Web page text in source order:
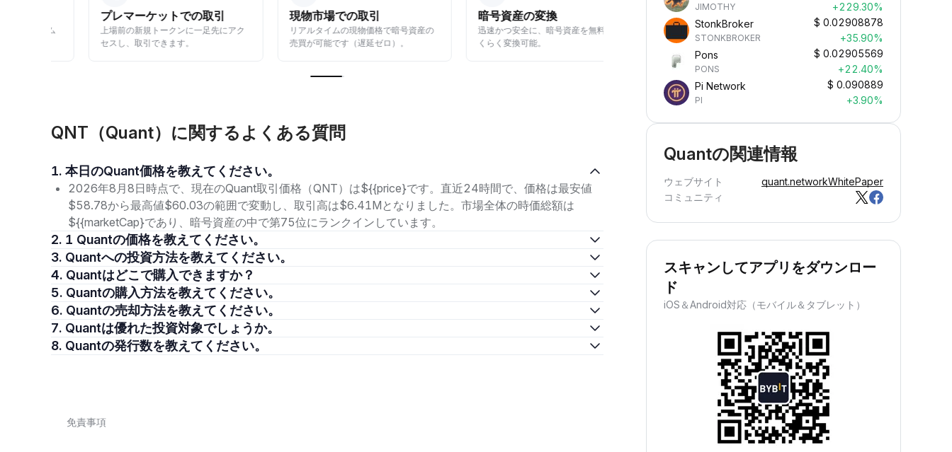
プレマーケットでの取引
上場前の新規トークンに一足先にアク
セスし、取引できます。
現物市場での取引
リアルタイムの現物価格で暗号資産の
売買が可能です（遅延ゼロ）。
暗号資産の変換
迅速かつ安全に、暗号資産を無料でら
くらく変換可能。
パッシブインカムの獲得
資産を預け入れて、パッシブインカム
を獲得しながら資産を増やせます。
QNT（Quant）に関するよくある質問
1. 本日のQuant価格を教えてください。
2026年8月8日時点で、現在のQuant取引価格（QNT）は${{price}です。直近24時間で、価格は最安値
$58.78から最高値$60.03の範囲で変動し、取引高は$6.41Mとなりました。市場全体の時価総額は
${{marketCap}であり、暗号資産の中で第75位にランクインしています。
2. 1 Quantの価格を教えてください。
3. Quantへの投資方法を教えてください。
4. Quantはどこで購入できますか？
5. Quantの購入方法を教えてください。
6. Quantの売却方法を教えてください。
7. Quantは優れた投資対象でしょうか。
8. Quantの発行数を教えてください。
免責事項
JIMOTHY
+229.30%
StonkBroker
STONKBROKER
$ 0.02908878
+35.90%
Pons
PONS
$ 0.02905569
+22.40%
Pi Network
PI
$ 0.090889
+3.90%
Quantの関連情報
ウェブサイト quant.networkWhitePaper
コミュニティ
スキャンしてアプリをダウンロー
ド
iOS＆Android対応（モバイル＆タブレット）